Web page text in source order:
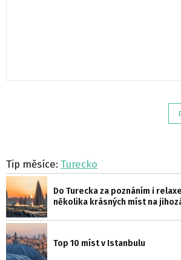
Tip měsíce: Turecko
Do Turecka za poznáním i
několika krásných míst na
Top 10 míst v Istanbulu